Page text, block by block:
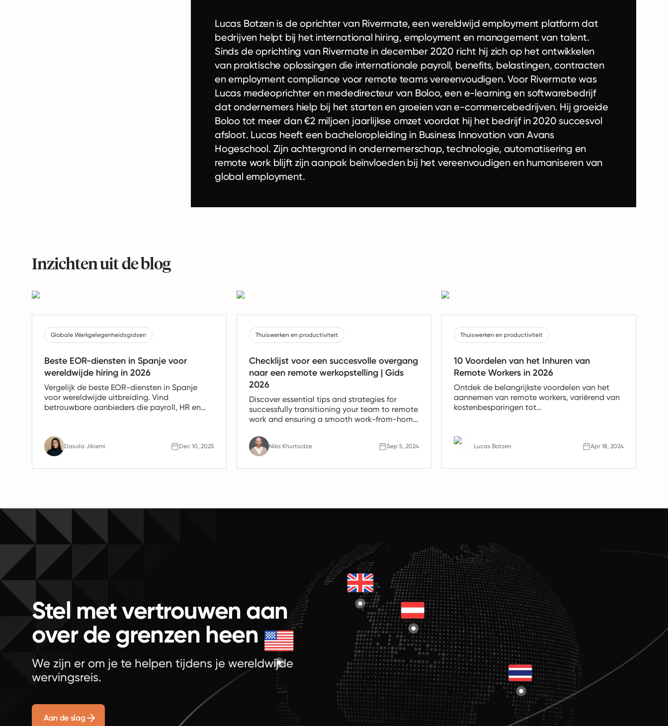
Lucas Botzen is de oprichter van Rivermate, een wereldwijd employment platform dat
bedrijven helpt bij het international hiring, employment en management van talent.
Sinds de oprichting van Rivermate in december 2020 richt hij zich op het ontwikkelen
van praktische oplossingen die internationale payroll, benefits, belastingen, contracten
en employment compliance voor remote teams vereenvoudigen. Voor Rivermate was
Lucas medeoprichter en mededirecteur van Boloo, een e-learning en softwarebedrijf
dat ondernemers hielp bij het starten en groeien van e-commercebedrijven. Hij groeide
Boloo tot meer dan €2 miljoen jaarlijkse omzet voordat hij het bedrijf in 2020 succesvol
afsloot. Lucas heeft een bacheloropleiding in Business Innovation van Avans
Hogeschool. Zijn achtergrond in ondernemerschap, technologie, automatisering en
remote work blijft zijn aanpak beïnvloeden bij het vereenvoudigen en humaniseren van
global employment.
Inzichten uit de blog
Globale Werkgelegenheidsgidsen
Beste EOR-diensten in Spanje voor
wereldwijde hiring in 2026
Vergelijk de beste EOR-diensten in Spanje
voor wereldwijde uitbreiding. Vind
betrouwbare aanbieders die payroll, HR en
Dasola Jikiemi Dec 10, 2025
Thuiswerken en productiviteit
Checklijst voor een succesvolle overgang
naar een remote werkopstelling | Gids
2026
Discover essential tips and strategies for
successfully transitioning your team to remote
work and ensuring a smooth work-from-home
Nika Khurtsidze Sep 5, 2024
Thuiswerken en productiviteit
10 Voordelen van het Inhuren van
Remote Workers in 2026
Ontdek de belangrijkste voordelen van het
aannemen van remote workers, variërend van
kostenbesparingen tot
Lucas Botzen Apr 18, 2024
Stel met vertrouwen aan
over de grenzen heen
We zijn er om je te helpen tijdens je wereldwijde
wervingsreis.
Aan de slag